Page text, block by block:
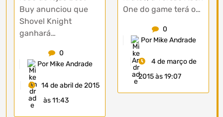
Buy anunciou que
Shovel Knight
ganhará…
0
Por Mike Andrade
14 de abril de 2015
às 11:43
One do game terá o…
0
Por Mike Andrade
4 de março de
2015 às 19:07